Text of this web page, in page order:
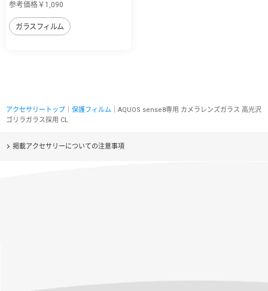
参考価格￥1,090
ガラスフィルム
アクセサリートップ 保護フィルム ｜AQUOS sense8専用 カメラレンズガラス 高光沢
ゴリラガラス採用 CL
掲載アクセサリーについての注意事項